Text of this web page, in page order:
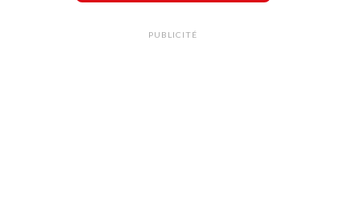
PUBLICITÉ